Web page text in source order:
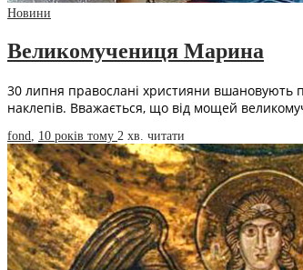
Новини
Великомучениця Марина
30 липня правослані християни вшановують
наклепів. Вважається, що від мощей
fond 10 років тому 2 хв. читати